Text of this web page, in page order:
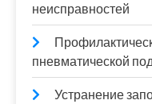
неисправностей
пневматической
Устранение